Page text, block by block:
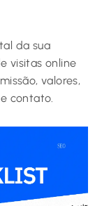
da sua
visitas online
valores,
contato.